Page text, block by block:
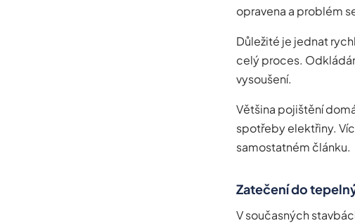
opravena a problém
Důležité je jednat
celý proces.
vysoušení.
Většina pojištění
spotřeby elektřiny.
samostatném článku.
Zatečení do
V současných